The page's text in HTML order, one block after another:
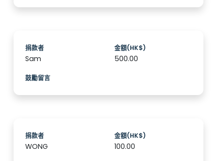
捐款者
Sam
金額(HK$)
500.00
鼓勵留言
捐款者
WONG
金額(HK$)
100.00